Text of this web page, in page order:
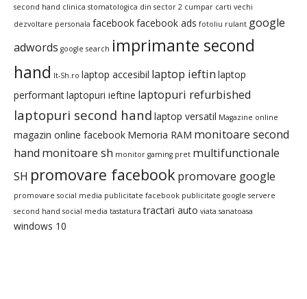
second hand clinica stomatologica din sector 2 cumpar carti vechi
dezvoltare personala facebookfacebook ads fotoliu rulant google
adwords google search imprimante second
hand It-Sh.ro laptop accesibil laptop ieftin laptop
performantlaptopuri ieftine laptopuri refurbished
laptopuri second hand laptop versatil Magazine online
magazin online facebook Memoria RAM monitoare second
hand monitoare sh monitor gaming pret multifunctionale
SH promovare facebookpromovare google
promovare social media publicitate facebook publicitate google servere
second hand social media tastatura tractari auto viata sanatoasa
windows 10